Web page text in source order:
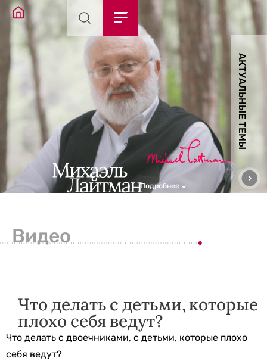
АКТУАЛЬНЫЕ ТЕМЫ
Подробнее
Видео
Что делать с детьми, которые
плохо себя ведут?
Что делать с двоечниками, с детьми, которые плохо
себя ведут?